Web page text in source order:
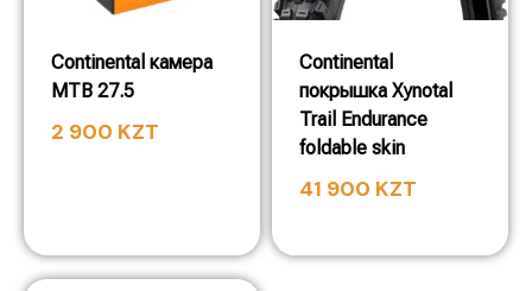
Continental камера
MTB 27.5
2 900 KZT
Continental
покрышка Xynotal
Trail Endurance
foldable skin
41 900 KZT